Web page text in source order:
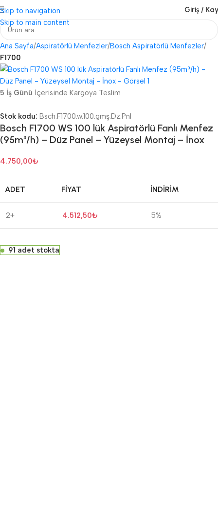
Skip to navigation
Skip to main content
Giriş /
Ana Sayfa Aspiratörlü Menfezler Bosch Aspiratörlü Menfezler
F1700
5 İş Günü İçerisinde Kargoya Teslim
Stok kodu: Bsch.F1700.w.100.gmş.Dz.Pnl
Bosch F1700 WS 100 lük Aspiratörlü Fanlı Menfez
(95m³/h) – Düz Panel – Yüzeysel Montaj – İnox
4.750,00₺
ADET FIYAT İNDIRIM
2+ 4.512,50₺ 5%
91 adet stokta